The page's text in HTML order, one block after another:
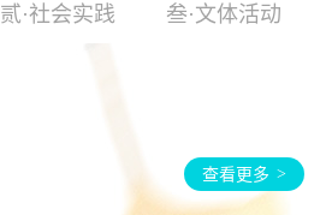
贰·社会实践 叁·文体活动
查看更多 >